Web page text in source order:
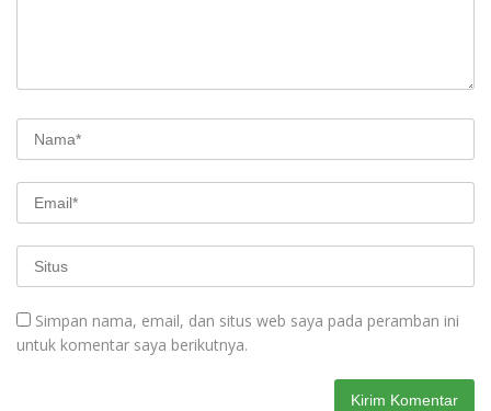
Simpan nama, email, dan situs web saya pada peramban ini
untuk komentar saya berikutnya.